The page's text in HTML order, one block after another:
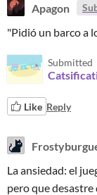
Apagon
"Pidió un barco a
Submitted
Like Reply
La ansiedad: el
pero que desastre